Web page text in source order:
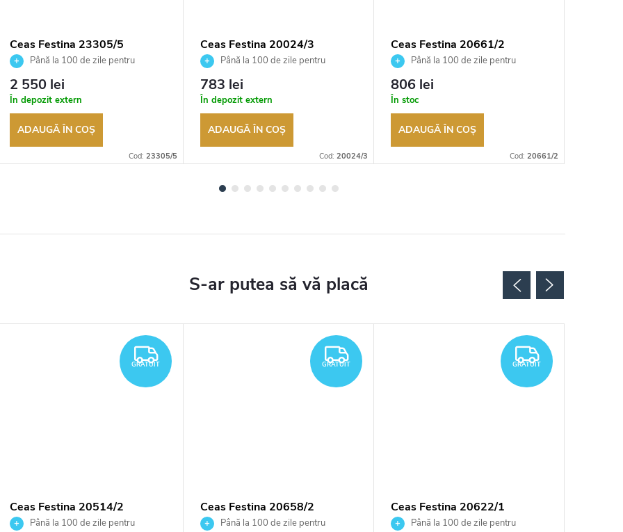
Ceas Festina 23305/5
Până la 100 de zile pentru
returnarea bunurilor. Vânzător
autorizat
2 550 lei
În depozit extern
ADAUGĂ ÎN COŞ
Cod: 23305/5
Ceas Festina 20024/3
Până la 100 de zile pentru
returnarea bunurilor. Vânzător
autorizat
783 lei
În depozit extern
ADAUGĂ ÎN COŞ
Cod: 20024/3
Ceas Festina 20661/2
Până la 100 de zile pentru
returnarea bunurilor. Vânzător
autorizat
806 lei
În stoc
ADAUGĂ ÎN COŞ
Cod: 20661/2
GRATUIT
GRATUIT
Ceas Festina 20514/2
Până la 100 de zile pentru
GRATUIT
GRATUIT
Ceas Festina 20658/2
Până la 100 de zile pentru
GRATUIT
GRATUIT
Ceas Festina 20622/1
Până la 100 de zile pentru